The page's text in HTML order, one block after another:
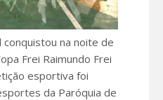
na noite de
Frei Raimundo Frei
esportiva foi
da Paróquia de